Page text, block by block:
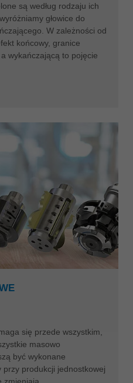
są według rodzaju ich
głowice do
W zależności od
końcowy, granice
wykańczającą to pojęcie
się przede wszystkim,
masowo
być wykonane
produkcji jednostkowej